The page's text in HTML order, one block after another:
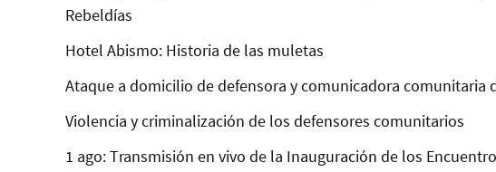
Rebeldías
Hotel Abismo: Historia de las muletas
Ataque a domicilio de defensora y comunicadora comunitaria
Violencia y criminalización de los defensores comunitarios
1 ago: Transmisión en vivo de la Inauguración de los